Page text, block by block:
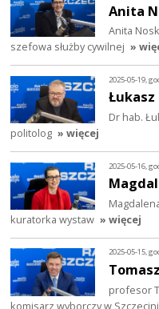
Anita
Anita
szefowa służby cywilnej »
2025-05-19,
Dr hab.
politolog » więcej
2025-05-16,
kuratorka wystaw » więcej
2025-05-15,
profesor
komisarz wyborczy w